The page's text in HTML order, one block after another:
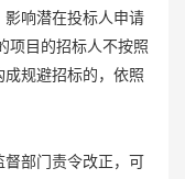
响潜在投标人申请
项目的招标人不按照
规避招标的，依照
部门责令改正，可